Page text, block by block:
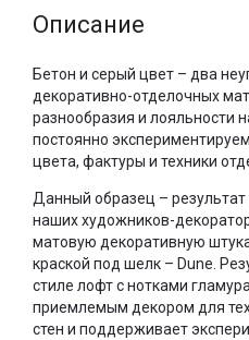
Описание
Бетон и серый цвет – два
декоративно-отделочных
разнообразия и лояльности
постоянно
цвета, фактуры и техники
Данный образец – результат
наших художников-
матовую декоративную
краской под шелк – Dune.
стиле лофт с нотками
приемлемым декором для
стен и поддерживает